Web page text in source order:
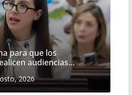
para que los
audiencias
obligatoria
2026